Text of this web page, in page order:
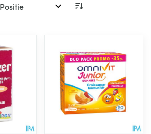
Sorteer op: